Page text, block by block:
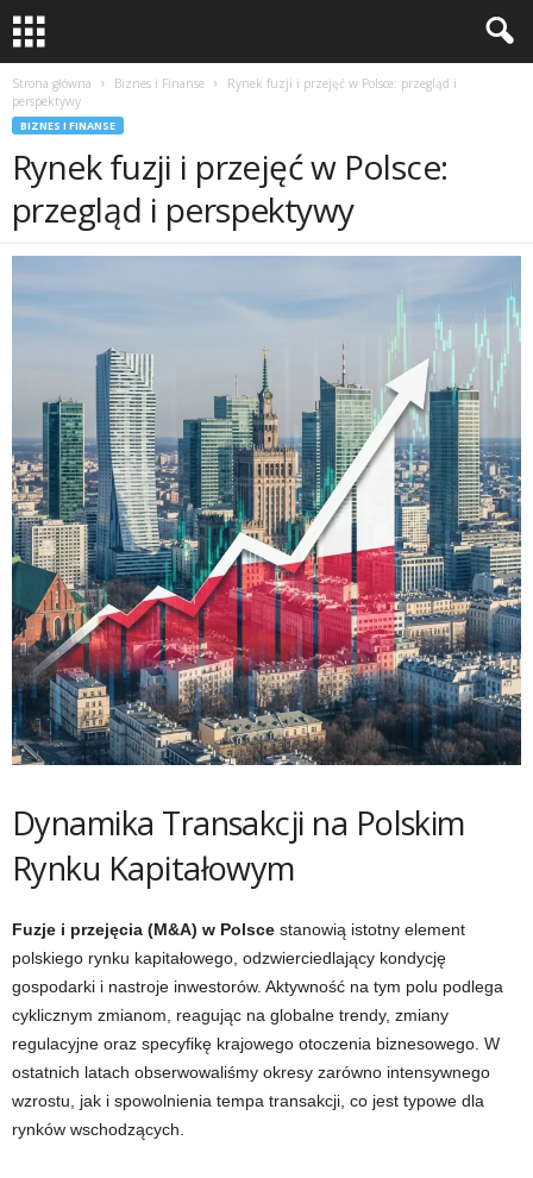
Strona główna Biznes i Finanse
Rynek fuzji i przejęć w Polsce: przegląd i
perspektywy
BIZNES I FINANSE
Rynek fuzji i przejęć w Polsce:
przegląd i perspektywy
Dynamika Transakcji na Polskim
Rynku Kapitałowym
Fuzje i przejęcia (M&A) w Polsce stanowią istotny element
polskiego rynku kapitałowego, odzwierciedlający kondycję
gospodarki i nastroje inwestorów. Aktywność na tym polu podlega
cyklicznym zmianom, reagując na globalne trendy, zmiany
regulacyjne oraz specyfikę krajowego otoczenia biznesowego. W
ostatnich latach obserwowaliśmy okresy zarówno intensywnego
wzrostu, jak i spowolnienia tempa transakcji, co jest typowe dla
rynków wschodzących.